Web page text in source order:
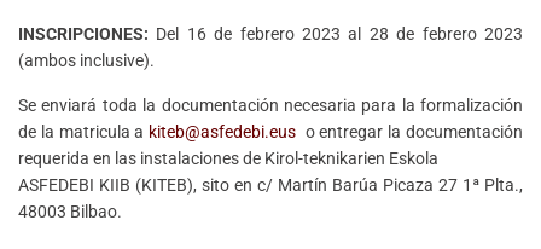
INSCRIPCIONES: Del 16 de febrero 2023 al 28 de febrero 2023
(ambos inclusive).
Se enviará toda la documentación necesaria para la formalización
de la matricula a kiteb@asfedebi.eus o entregar la documentación
requerida en las instalaciones de Kirol-teknikarien Eskola
ASFEDEBI KIIB (KITEB), sito en c/ Martín Barúa Picaza 27 1ª Plta.,
48003 Bilbao.